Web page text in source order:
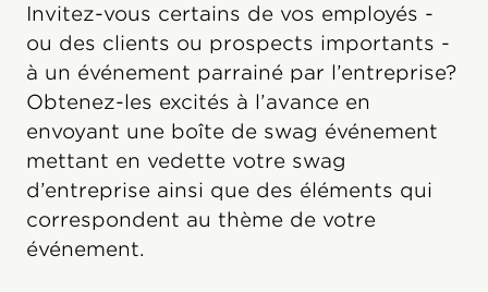
Invitez-vous certains de vos employés -
ou des clients ou prospects importants -
à un événement parrainé par l’entreprise?
Obtenez-les excités à l’avance en
envoyant une boîte de swag événement
mettant en vedette votre swag
d’entreprise ainsi que des éléments qui
correspondent au thème de votre
événement.